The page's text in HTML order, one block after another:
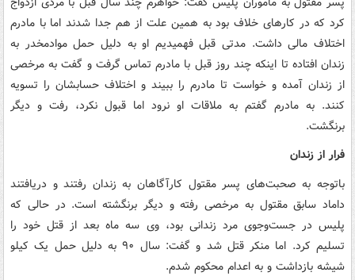
کرد که در کارهای خلاف بود به همین علت از هم جدا شدند اما با مادرم
اختلاف مالی داشت. مدتی قبل فهمیدیم او به دلیل حمل موادمخدر به
زندان افتاده تا اینکه چند روز قبل با مادرم تماس گرفت و گفت به مرخصی
از زندان آمده و خواست تا مادرم را ببیند و اختلاف حسابشان را تسویه
کنند. به مادرم گفتم به ملاقات او نرود اما قبول نکرد، رفت و دیگر
برنگشت.
فرار از زندان
باتوجه به صحبت‌های پسر مقتول کارآگاهان به زندان رفتند و دریافتند
داماد سابق مقتول به مرخصی رفته و دیگر برنگشته است. در حالی که
پلیس در جست‌وجوی مرد زندانی بود، وی سه ماه بعد از قتل خود را
تسلیم کرد. اما منکر قتل شد و گفت: سال ۹۰ به دلیل حمل یک کیلو
شیشه بازداشت و به اعدام محکوم شدم.